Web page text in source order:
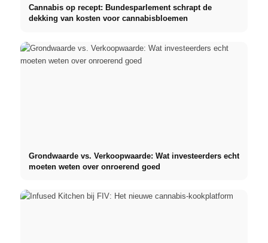
Cannabis op recept: Bundesparlement schrapt de
dekking van kosten voor cannabisbloemen
Grondwaarde vs. Verkoopwaarde: Wat investeerders echt
moeten weten over onroerend goed